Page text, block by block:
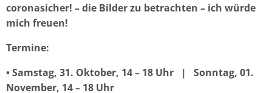
coronasicher! – die Bilder zu betrachten – ich würde
mich freuen!
Termine:
•Samstag, 31. Oktober, 14 – 18 Uhr |
Sonntag, 01.
November, 14 – 18 Uhr